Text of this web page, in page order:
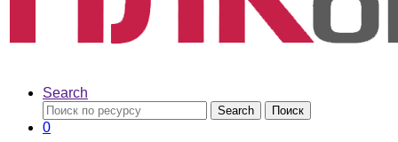
Search
Search Поиск
0